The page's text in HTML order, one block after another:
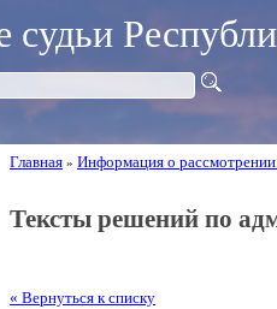
судьи
Главная » Информация о рассмотрении
Тексты решений по
« Вернуться к списку